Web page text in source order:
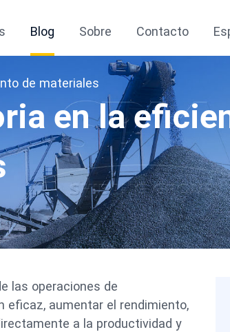
Blog Sobre Contacto
de materiales
en la
las operaciones de
eficaz, aumentar el rendimiento,
a la productividad y